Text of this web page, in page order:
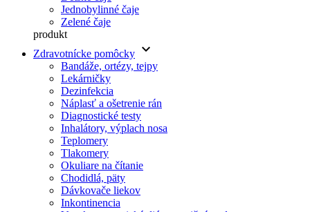
Jednobylinné čaje
Zelené čaje
produkt
Zdravotnícke pomôcky keyboard_arrow_down
Bandáže, ortézy, tejpy
Lekárničky
Dezinfekcia
Náplasť a ošetrenie rán
Diagnostické testy
Inhalátory, výplach nosa
Teplomery
Tlakomery
Okuliare na čítanie
Chodidlá, päty
Dávkovače liekov
Inkontinencia